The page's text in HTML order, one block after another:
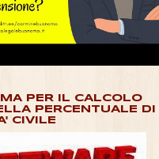
PER IL CALCOLO
PERCENTUALE DI
CIVILE